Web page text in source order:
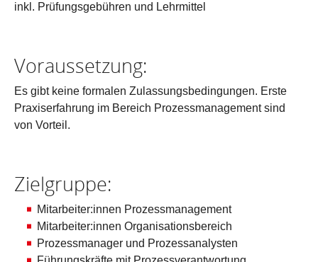
inkl. Prüfungsgebühren und Lehrmittel
Voraussetzung:
Es gibt keine formalen Zulassungsbedingungen. Erste
Praxiserfahrung im Bereich Prozessmanagement sind
von Vorteil.
Zielgruppe:
Mitarbeiter:innen Prozessmanagement
Mitarbeiter:innen Organisationsbereich
Prozessmanager und Prozessanalysten